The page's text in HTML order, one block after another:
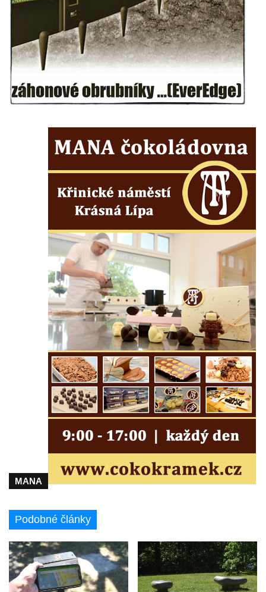
Sloup svatého Jana Nepomuckého v
Janské
Sloup svatého Jana Nepomuckého v
Roudnici nad Labem
Sloup se sochou svatého Vavřince v
Roudnici nad Labem
Sloup Panny Marie v údolí Kamenického
potoka u Zákup
Sloup sv. Judy Tadeáše v Nábřežní ulici v
Zákupech
Sloup s (chybějící) sochou sv. Jana
Nepomuckého u Bredovského letohrádku
Sloup s kaplicí (boží muka) u Rynoltic
Sloup s kaplicí (boží muka) v Jablonném v
Podještědí – Markvarticích
Sloup s kaplicí (boží muka) ve Lvové
Sloup Nejsvětější Trojice v Zákupech
Sloup Panny Marie v Okrouhlické ulici v
Mimoni
Sloup se sochou Anny Samotřetí v Hrádku
nad Nisou
Sloup Panny Marie v Bělé pod Bezdězem
Sloup s kaplicí (boží muka) u Hvězdy
Sloup s kaplicí (boží muka) v Kyjích
Orebem
Sloup Nejsvětější Trojice v Třebechovicích
Sloup s kaplicí (boží muka) Kamenická
Sloup svatého Floriana v Potštejně
Sloup Panny Marie v Liberci u kostela
Nalezení svatého Kříže
MANA
Podobné články